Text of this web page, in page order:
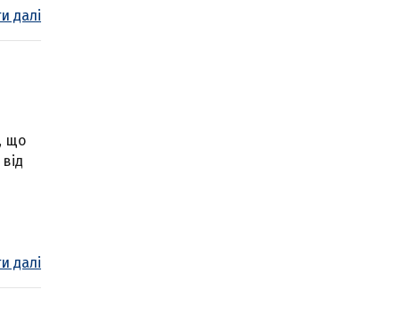
далі
що
далі